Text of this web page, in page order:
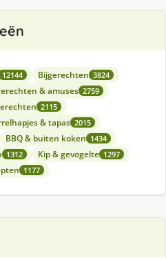
12144 Bijgerechten 3824
& amuses 2759
2115
& tapas 2015
BBQ & buiten koken 1434
1312 Kip & gevogelte 1297
1177